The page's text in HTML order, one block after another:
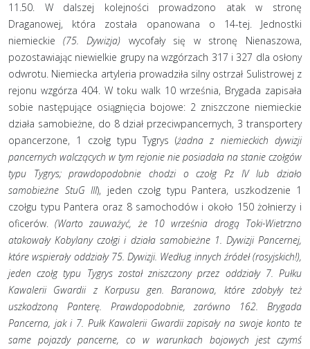
11.50. W dalszej kolejności prowadzono atak w stronę
Draganowej, która została opanowana o 14-tej. Jednostki
niemieckie (75. Dywizja) wycofały się w stronę Nienaszowa,
pozostawiając niewielkie grupy na wzgórzach 317 i 327 dla osłony
odwrotu. Niemiecka artyleria prowadziła silny ostrzał Sulistrowej z
rejonu wzgórza 404. W toku walk 10 września, Brygada zapisała
sobie następujące osiągnięcia bojowe: 2 zniszczone niemieckie
działa samobieżne, do 8 dział przeciwpancernych, 3 transportery
opancerzone, 1 czołg typu Tygrys (żadna z niemieckich dywizji
pancernych walczących w tym rejonie nie posiadała na stanie czołgów
typu Tygrys; prawdopodobnie chodzi o czołg Pz IV lub działo
samobieżne StuG III), jeden czołg typu Pantera, uszkodzenie 1
czołgu typu Pantera oraz 8 samochodów i około 150 żołnierzy i
oficerów. (Warto zauważyć, że 10 września drogą Toki-Wietrzno
atakowały Kobylany czołgi i działa samobieżne 1. Dywizji Pancernej,
które wspierały oddziały 75. Dywizji. Według innych źródeł (rosyjskich!),
jeden czołg typu Tygrys został zniszczony przez oddziały 7. Pułku
Kawalerii Gwardii z Korpusu gen. Baranowa, które zdobyły też
uszkodzoną Panterę. Prawdopodobnie, zarówno 162. Brygada
Pancerna, jak i 7. Pułk Kawalerii Gwardii zapisały na swoje konto te
same pojazdy pancerne, co w warunkach bojowych jest czymś